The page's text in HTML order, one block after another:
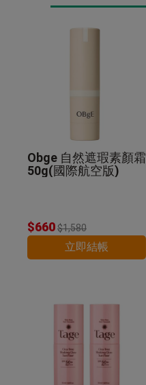
Obge 自然遮瑕素顏霜
50g(國際航空版)
$660$1,580
立即結帳